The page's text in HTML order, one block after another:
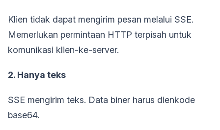
Klien tidak dapat mengirim pesan melalui SSE.
Memerlukan permintaan HTTP terpisah untuk
komunikasi klien-ke-server.
2. Hanya teks
SSE mengirim teks. Data biner harus dienkode
base64.